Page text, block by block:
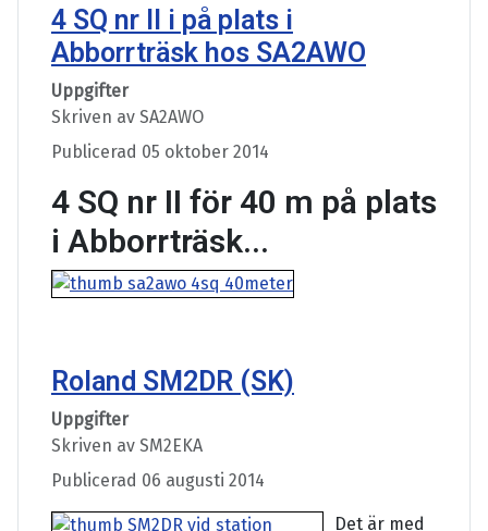
4 SQ nr II i på plats i
Abborrträsk hos SA2AWO
Uppgifter
Skriven av SA2AWO
Publicerad 05 oktober 2014
4 SQ nr II för 40 m på plats
i Abborrträsk...
Roland SM2DR (SK)
Uppgifter
Skriven av SM2EKA
Publicerad 06 augusti 2014
Det är med